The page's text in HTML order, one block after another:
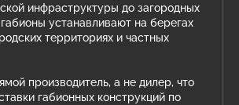
инфраструктуры до загородных
устанавливают на берегах
территориях и частных
производитель, а не дилер, что
габионных конструкций по